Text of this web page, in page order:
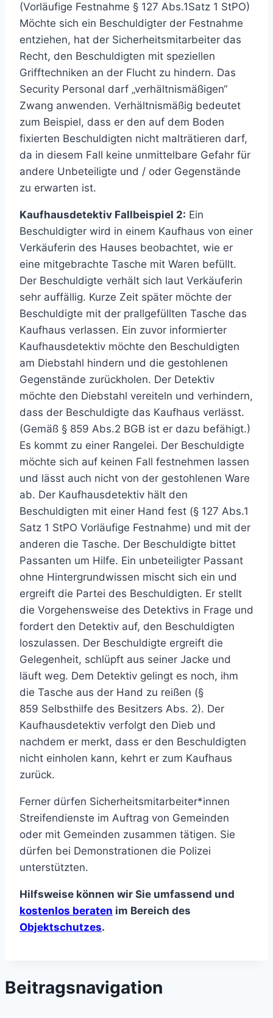
(Vorläufige Festnahme § 127 Abs.1Satz 1 StPO)
Möchte sich ein Beschuldigter der Festnahme
entziehen, hat der Sicherheitsmitarbeiter das
Recht, den Beschuldigten mit speziellen
Grifftechniken an der Flucht zu hindern. Das
Security Personal darf „verhältnismäßigen“
Zwang anwenden. Verhältnismäßig bedeutet
zum Beispiel, dass er den auf dem Boden
fixierten Beschuldigten nicht malträtieren darf,
da in diesem Fall keine unmittelbare Gefahr für
andere Unbeteiligte und / oder Gegenstände
zu erwarten ist.
Kaufhausdetektiv Fallbeispiel 2: Ein
Beschuldigter wird in einem Kaufhaus von einer
Verkäuferin des Hauses beobachtet, wie er
eine mitgebrachte Tasche mit Waren befüllt.
Der Beschuldigte verhält sich laut Verkäuferin
sehr auffällig. Kurze Zeit später möchte der
Beschuldigte mit der prallgefüllten Tasche das
Kaufhaus verlassen. Ein zuvor informierter
Kaufhausdetektiv möchte den Beschuldigten
am Diebstahl hindern und die gestohlenen
Gegenstände zurückholen. Der Detektiv
möchte den Diebstahl vereiteln und verhindern,
dass der Beschuldigte das Kaufhaus verlässt.
(Gemäß § 859 Abs.2 BGB ist er dazu befähigt.)
Es kommt zu einer Rangelei. Der Beschuldigte
möchte sich auf keinen Fall festnehmen lassen
und lässt auch nicht von der gestohlenen Ware
ab. Der Kaufhausdetektiv hält den
Beschuldigten mit einer Hand fest (§ 127 Abs.1
Satz 1 StPO Vorläufige Festnahme) und mit der
anderen die Tasche. Der Beschuldigte bittet
Passanten um Hilfe. Ein unbeteiligter Passant
ohne Hintergrundwissen mischt sich ein und
ergreift die Partei des Beschuldigten. Er stellt
die Vorgehensweise des Detektivs in Frage und
fordert den Detektiv auf, den Beschuldigten
loszulassen. Der Beschuldigte ergreift die
Gelegenheit, schlüpft aus seiner Jacke und
läuft weg. Dem Detektiv gelingt es noch, ihm
die Tasche aus der Hand zu reißen (§
859 Selbsthilfe des Besitzers Abs. 2). Der
Kaufhausdetektiv verfolgt den Dieb und
nachdem er merkt, dass er den Beschuldigten
nicht einholen kann, kehrt er zum Kaufhaus
zurück.
Ferner dürfen Sicherheitsmitarbeiter*innen
Streifendienste im Auftrag von Gemeinden
oder mit Gemeinden zusammen tätigen. Sie
dürfen bei Demonstrationen die Polizei
unterstützten.
Hilfsweise können wir Sie umfassend und
kostenlos beraten im Bereich des
Objektschutzes.
Beitragsnavigation